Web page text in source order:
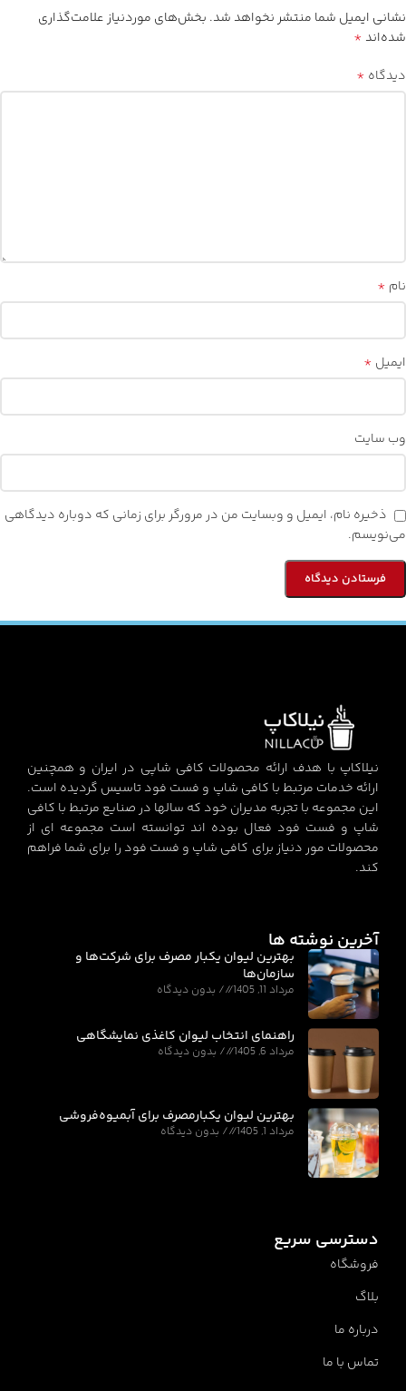
نشانی ایمیل شما منتشر نخواهد شد. بخش‌های موردنیاز علامت‌گذاری
شده‌اند *
دیدگاه *
نام *
ایمیل *
وب‌ سایت
ذخیره نام، ایمیل و وبسایت من در مرورگر برای زمانی که دوباره دیدگاهی
می‌نویسم.
نیلاکاپ با هدف ارائه محصولات کافی شاپی در ایران و همچنین
ارائه خدمات مرتبط با کافی شاپ و فست فود تاسیس گردیده است.
این مجموعه با تجربه مدیران خود که سالها در صنایع مرتبط با کافی
شاپ و فست فود فعال بوده اند توانسته است مجموعه ای از
محصولات مور دنیاز برای کافی شاپ و فست فود را برای شما فراهم
کند.
آخرین نوشته ها
بهترین لیوان یکبار مصرف برای شرکت‌ها و
سازمان‌ها
مرداد 11, 1405 بدون دیدگاه
راهنمای انتخاب لیوان کاغذی نمایشگاهی
مرداد 6, 1405 بدون دیدگاه
بهترین لیوان یکبارمصرف برای آبمیوه‌فروشی
مرداد 1, 1405 بدون دیدگاه
دسترسی سریع
فروشگاه
بلاگ
درباره ما
تماس با ما